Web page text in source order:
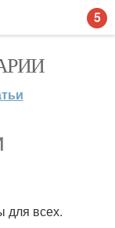
для всех.
5